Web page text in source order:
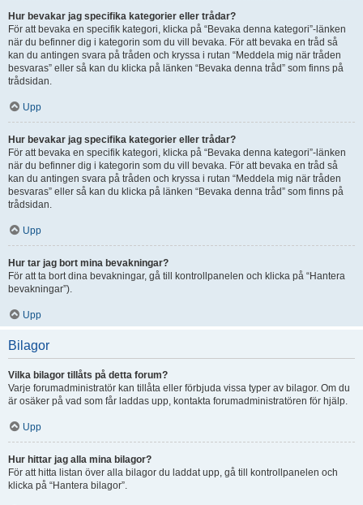
Hur bevakar jag specifika kategorier eller trådar?
För att bevaka en specifik kategori, klicka på “Bevaka denna kategori”-länken
när du befinner dig i kategorin som du vill bevaka. För att bevaka en tråd så
kan du antingen svara på tråden och kryssa i rutan “Meddela mig när tråden
besvaras” eller så kan du klicka på länken “Bevaka denna tråd” som finns på
trådsidan.
Upp
Hur bevakar jag specifika kategorier eller trådar?
För att bevaka en specifik kategori, klicka på “Bevaka denna kategori”-länken
när du befinner dig i kategorin som du vill bevaka. För att bevaka en tråd så
kan du antingen svara på tråden och kryssa i rutan “Meddela mig när tråden
besvaras” eller så kan du klicka på länken “Bevaka denna tråd” som finns på
trådsidan.
Upp
Hur tar jag bort mina bevakningar?
För att ta bort dina bevakningar, gå till kontrollpanelen och klicka på “Hantera
bevakningar”).
Upp
Bilagor
Vilka bilagor tillåts på detta forum?
Varje forumadministratör kan tillåta eller förbjuda vissa typer av bilagor. Om du
är osäker på vad som får laddas upp, kontakta forumadministratören för hjälp.
Upp
Hur hittar jag alla mina bilagor?
För att hitta listan över alla bilagor du laddat upp, gå till kontrollpanelen och
klicka på “Hantera bilagor”.